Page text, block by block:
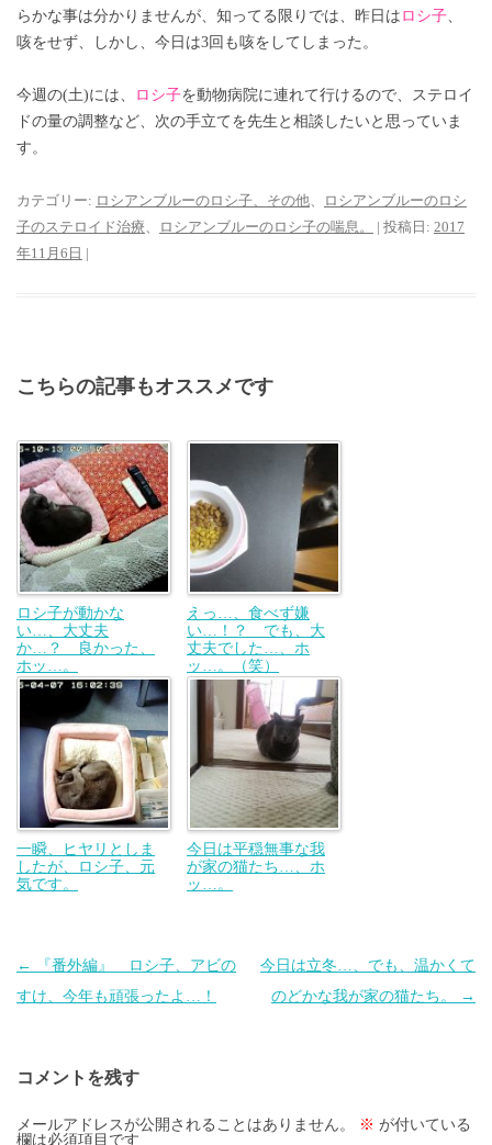
らかな事は分かりませんが、知ってる限りでは、昨日は ロシ子、
咳をせず、しかし、今日は3回も咳をしてしまった。
今週の(土)には、 ロシ子を動物病院に連れて行けるので、ステロイ
ドの量の調整など、次の手立てを先生と相談したいと思っていま
す。
カテゴリー: ロシアンブルーのロシ子、その他、
ロシアンブルーのロシ
子のステロイド治療、 ロシアンブルーのロシ子の喘息。 | 投稿日: 2017
年11月6日 |
こちらの記事もオススメです
ロシ子が動かな
い…、大丈夫
か…？ 良かった、
ホッ…。
えっ…、食べず嫌
い…！？ でも、大
丈夫でした…、ホ
ッ…。（笑）
一瞬、ヒヤリとしま
したが、ロシ子、元
気です。
今日は平穏無事な我
が家の猫たち…、ホ
ッ…。
投
稿
ゲ
ー
←
『番外編』 ロシ子、アビの
すけ、今年も頑張ったよ…！
今日は立冬…、でも、温かくて
のどかな我が家の猫たち。
→
コメントを残す
メールアドレスが公開されることはありません。 ※ が付いている
欄は必須項目です